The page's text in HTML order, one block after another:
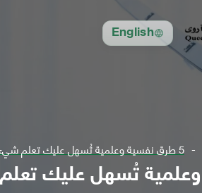
English
5 طرق نفسية وعلمية تُسهل عليك تعلم شيء جديد